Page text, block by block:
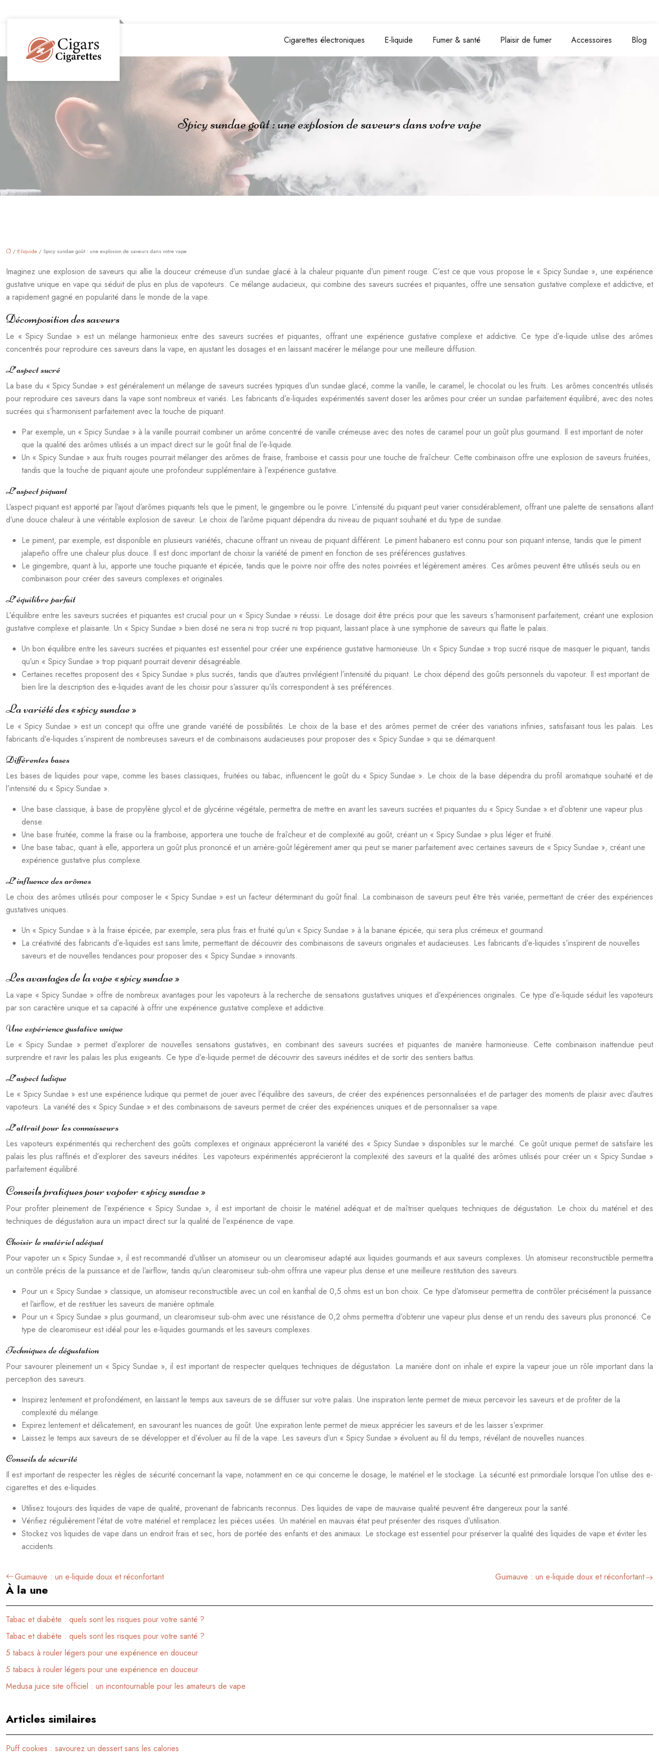
Cigarettes électroniques E-liquide Fumer & santé Plaisir de fumer Accessoires Blog
Spicy sundae goût : une explosion de saveurs dans votre vape
/ E-liquide / Spicy sundae goût : une explosion de saveurs dans votre vape
Imaginez une explosion de saveurs qui allie la douceur crémeuse d’un sundae glacé à la chaleur piquante d’un piment rouge. C’est ce que vous propose le « Spicy Sundae », une expérience
gustative unique en vape qui séduit de plus en plus de vapoteurs. Ce mélange audacieux, qui combine des saveurs sucrées et piquantes, offre une sensation gustative complexe et addictive, et
a rapidement gagné en popularité dans le monde de la vape.
Décomposition des saveurs
Le « Spicy Sundae » est un mélange harmonieux entre des saveurs sucrées et piquantes, offrant une expérience gustative complexe et addictive. Ce type d’e-liquide utilise des arômes
concentrés pour reproduire ces saveurs dans la vape, en ajustant les dosages et en laissant macérer le mélange pour une meilleure diffusion.
L’aspect sucré
La base du « Spicy Sundae » est généralement un mélange de saveurs sucrées typiques d’un sundae glacé, comme la vanille, le caramel, le chocolat ou les fruits. Les arômes concentrés utilisés
pour reproduire ces saveurs dans la vape sont nombreux et variés. Les fabricants d’e-liquides expérimentés savent doser les arômes pour créer un sundae parfaitement équilibré, avec des notes
sucrées qui s’harmonisent parfaitement avec la touche de piquant.
Par exemple, un « Spicy Sundae » à la vanille pourrait combiner un arôme concentré de vanille crémeuse avec des notes de caramel pour un goût plus gourmand. Il est important de noter
que la qualité des arômes utilisés a un impact direct sur le goût final de l’e-liquide.
Un « Spicy Sundae » aux fruits rouges pourrait mélanger des arômes de fraise, framboise et cassis pour une touche de fraîcheur. Cette combinaison offre une explosion de saveurs fruitées,
tandis que la touche de piquant ajoute une profondeur supplémentaire à l’expérience gustative.
L’aspect piquant
L’aspect piquant est apporté par l’ajout d’arômes piquants tels que le piment, le gingembre ou le poivre. L’intensité du piquant peut varier considérablement, offrant une palette de sensations allant
d’une douce chaleur à une véritable explosion de saveur. Le choix de l’arôme piquant dépendra du niveau de piquant souhaité et du type de sundae.
Le piment, par exemple, est disponible en plusieurs variétés, chacune offrant un niveau de piquant différent. Le piment habanero est connu pour son piquant intense, tandis que le piment
jalapeño offre une chaleur plus douce. Il est donc important de choisir la variété de piment en fonction de ses préférences gustatives.
Le gingembre, quant à lui, apporte une touche piquante et épicée, tandis que le poivre noir offre des notes poivrées et légèrement amères. Ces arômes peuvent être utilisés seuls ou en
combinaison pour créer des saveurs complexes et originales.
L’équilibre parfait
L’équilibre entre les saveurs sucrées et piquantes est crucial pour un « Spicy Sundae » réussi. Le dosage doit être précis pour que les saveurs s’harmonisent parfaitement, créant une explosion
gustative complexe et plaisante. Un « Spicy Sundae » bien dosé ne sera ni trop sucré ni trop piquant, laissant place à une symphonie de saveurs qui flatte le palais.
Un bon équilibre entre les saveurs sucrées et piquantes est essentiel pour créer une expérience gustative harmonieuse. Un « Spicy Sundae » trop sucré risque de masquer le piquant, tandis
qu’un « Spicy Sundae » trop piquant pourrait devenir désagréable.
Certaines recettes proposent des « Spicy Sundae » plus sucrés, tandis que d’autres privilégient l’intensité du piquant. Le choix dépend des goûts personnels du vapoteur. Il est important de
bien lire la description des e-liquides avant de les choisir pour s’assurer qu’ils correspondent à ses préférences.
La variété des « spicy sundae »
Le « Spicy Sundae » est un concept qui offre une grande variété de possibilités. Le choix de la base et des arômes permet de créer des variations infinies, satisfaisant tous les palais. Les
fabricants d’e-liquides s’inspirent de nombreuses saveurs et de combinaisons audacieuses pour proposer des « Spicy Sundae » qui se démarquent.
Différentes bases
Les bases de liquides pour vape, comme les bases classiques, fruitées ou tabac, influencent le goût du « Spicy Sundae ». Le choix de la base dépendra du profil aromatique souhaité et de
l’intensité du « Spicy Sundae ».
Une base classique, à base de propylène glycol et de glycérine végétale, permettra de mettre en avant les saveurs sucrées et piquantes du « Spicy Sundae » et d’obtenir une vapeur plus
dense.
Une base fruitée, comme la fraise ou la framboise, apportera une touche de fraîcheur et de complexité au goût, créant un « Spicy Sundae » plus léger et fruité.
Une base tabac, quant à elle, apportera un goût plus prononcé et un arrière-goût légèrement amer qui peut se marier parfaitement avec certaines saveurs de « Spicy Sundae », créant une
expérience gustative plus complexe.
L’influence des arômes
Le choix des arômes utilisés pour composer le « Spicy Sundae » est un facteur déterminant du goût final. La combinaison de saveurs peut être très variée, permettant de créer des expériences
gustatives uniques.
Un « Spicy Sundae » à la fraise épicée, par exemple, sera plus frais et fruité qu’un « Spicy Sundae » à la banane épicée, qui sera plus crémeux et gourmand.
La créativité des fabricants d’e-liquides est sans limite, permettant de découvrir des combinaisons de saveurs originales et audacieuses. Les fabricants d’e-liquides s’inspirent de nouvelles
saveurs et de nouvelles tendances pour proposer des « Spicy Sundae » innovants.
Les avantages de la vape « spicy sundae »
La vape « Spicy Sundae » offre de nombreux avantages pour les vapoteurs à la recherche de sensations gustatives uniques et d’expériences originales. Ce type d’e-liquide séduit les vapoteurs
par son caractère unique et sa capacité à offrir une expérience gustative complexe et addictive.
Une expérience gustative unique
Le « Spicy Sundae » permet d’explorer de nouvelles sensations gustatives, en combinant des saveurs sucrées et piquantes de manière harmonieuse. Cette combinaison inattendue peut
surprendre et ravir les palais les plus exigeants. Ce type d’e-liquide permet de découvrir des saveurs inédites et de sortir des sentiers battus.
L’aspect ludique
Le « Spicy Sundae » est une expérience ludique qui permet de jouer avec l’équilibre des saveurs, de créer des expériences personnalisées et de partager des moments de plaisir avec d’autres
vapoteurs. La variété des « Spicy Sundae » et des combinaisons de saveurs permet de créer des expériences uniques et de personnaliser sa vape.
L’attrait pour les connaisseurs
Les vapoteurs expérimentés qui recherchent des goûts complexes et originaux apprécieront la variété des « Spicy Sundae » disponibles sur le marché. Ce goût unique permet de satisfaire les
palais les plus raffinés et d’explorer des saveurs inédites. Les vapoteurs expérimentés apprécieront la complexité des saveurs et la qualité des arômes utilisés pour créer un « Spicy Sundae »
parfaitement équilibré.
Conseils pratiques pour vapoter « spicy sundae »
Pour profiter pleinement de l’expérience « Spicy Sundae », il est important de choisir le matériel adéquat et de maîtriser quelques techniques de dégustation. Le choix du matériel et des
techniques de dégustation aura un impact direct sur la qualité de l’expérience de vape.
Choisir le matériel adéquat
Pour vapoter un « Spicy Sundae », il est recommandé d’utiliser un atomiseur ou un clearomiseur adapté aux liquides gourmands et aux saveurs complexes. Un atomiseur reconstructible permettra
un contrôle précis de la puissance et de l’airflow, tandis qu’un clearomiseur sub-ohm offrira une vapeur plus dense et une meilleure restitution des saveurs.
Pour un « Spicy Sundae » classique, un atomiseur reconstructible avec un coil en kanthal de 0,5 ohms est un bon choix. Ce type d’atomiseur permettra de contrôler précisément la puissance
et l’airflow, et de restituer les saveurs de manière optimale.
Pour un « Spicy Sundae » plus gourmand, un clearomiseur sub-ohm avec une résistance de 0,2 ohms permettra d’obtenir une vapeur plus dense et un rendu des saveurs plus prononcé. Ce
type de clearomiseur est idéal pour les e-liquides gourmands et les saveurs complexes.
Techniques de dégustation
Pour savourer pleinement un « Spicy Sundae », il est important de respecter quelques techniques de dégustation. La manière dont on inhale et expire la vapeur joue un rôle important dans la
perception des saveurs.
Inspirez lentement et profondément, en laissant le temps aux saveurs de se diffuser sur votre palais. Une inspiration lente permet de mieux percevoir les saveurs et de profiter de la
complexité du mélange.
Expirez lentement et délicatement, en savourant les nuances de goût. Une expiration lente permet de mieux apprécier les saveurs et de les laisser s’exprimer.
Laissez le temps aux saveurs de se développer et d’évoluer au fil de la vape. Les saveurs d’un « Spicy Sundae » évoluent au fil du temps, révélant de nouvelles nuances.
Conseils de sécurité
Il est important de respecter les règles de sécurité concernant la vape, notamment en ce qui concerne le dosage, le matériel et le stockage. La sécurité est primordiale lorsque l’on utilise des e-
cigarettes et des e-liquides.
Utilisez toujours des liquides de vape de qualité, provenant de fabricants reconnus. Des liquides de vape de mauvaise qualité peuvent être dangereux pour la santé.
Vérifiez régulièrement l’état de votre matériel et remplacez les pièces usées. Un matériel en mauvais état peut présenter des risques d’utilisation.
Stockez vos liquides de vape dans un endroit frais et sec, hors de portée des enfants et des animaux. Le stockage est essentiel pour préserver la qualité des liquides de vape et éviter les
accidents.
Guimauve : un e-liquide doux et réconfortant Guimauve : un e-liquide doux et réconfortant
À la une
Tabac et diabète : quels sont les risques pour votre santé ?
Tabac et diabète : quels sont les risques pour votre santé ?
5 tabacs à rouler légers pour une expérience en douceur
5 tabacs à rouler légers pour une expérience en douceur
Medusa juice site officiel : un incontournable pour les amateurs de vape
Articles similaires
Puff cookies : savourez un dessert sans les calories